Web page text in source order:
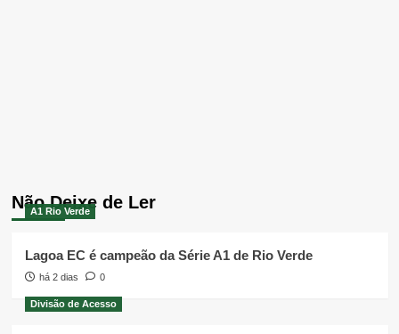
Não Deixe de Ler
A1 Rio Verde
Lagoa EC é campeão da Série A1 de Rio Verde
há 2 dias 0
Divisão de Acesso